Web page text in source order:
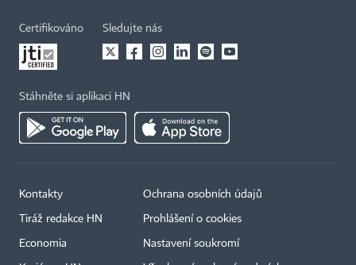
Certifikováno Sledujte nás
Stáhněte si aplikaci HN
Kontakty
Tiráž redakce HN
Economia
Ochrana osobních údajů
Prohlášení o cookies
Nastavení soukromí